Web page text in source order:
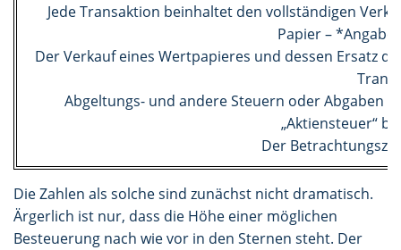
Jede Transaktion beinhaltet den vollständigen
Papier – *Angabe
Der Verkauf eines Wertpapieres und dessen Ersatz
Abgeltungs- und andere Steuern oder Abgaben
„Aktiensteuer“
Der
Die Zahlen als solche sind zunächst nicht dramatisch.
Ärgerlich ist nur, dass die Höhe einer möglichen
Besteuerung nach wie vor in den Sternen steht. Der